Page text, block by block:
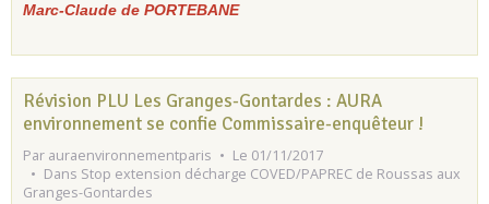
Marc-Claude de PORTEBANE
Révision PLU Les Granges-Gontardes : AURA
environnement se confie Commissaire-enquêteur !
Par auraenvironnementparis
Le 01/11/2017
Dans Stop extension décharge COVED/PAPREC de Roussas aux
Granges-Gontardes